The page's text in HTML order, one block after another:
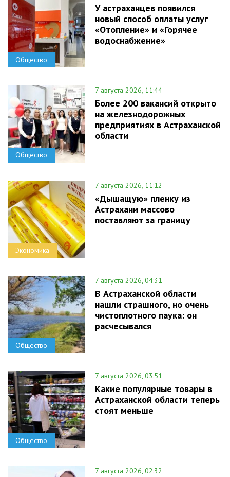
Общество
У астраханцев появился
новый способ оплаты услуг
«Отопление» и «Горячее
водоснабжение»
Общество
7 августа 2026, 11:44
Более 200 вакансий открыто
на железнодорожных
предприятиях в Астраханской
области
Экономика
7 августа 2026, 11:12
«Дышащую» пленку из
Астрахани массово
поставляют за границу
Общество
7 августа 2026, 04:31
В Астраханской области
нашли страшного, но очень
чистоплотного паука: он
расчесывался
Общество
7 августа 2026, 03:51
Какие популярные товары в
Астраханской области теперь
стоят меньше
7 августа 2026, 02:32